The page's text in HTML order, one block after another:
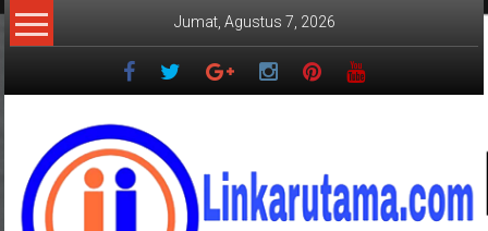
Lompat
ke
Jumat, Agustus 7, 2026